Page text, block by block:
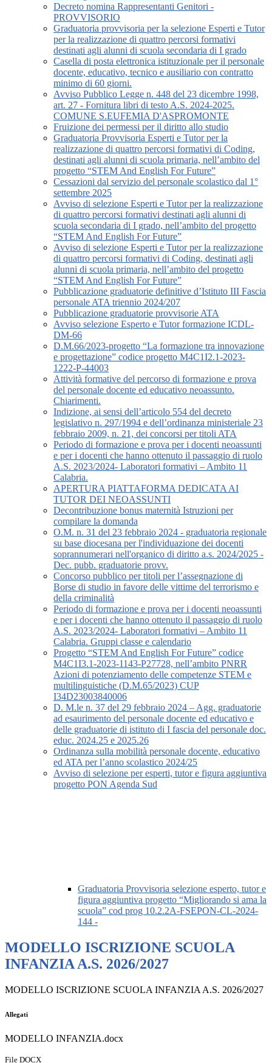
Decreto nomina Rappresentanti Genitori -
PROVVISORIO
Graduatoria provvisoria per la selezione Esperti e Tutor
per la realizzazione di quattro percorsi formativi
destinati agli alunni di scuola secondaria di I grado
Casella di posta elettronica istituzionale per il personale
docente, educativo, tecnico e ausiliario con contratto
minimo di 60 giorni.
Avviso Pubblico Legge n. 448 del 23 dicembre 1998,
art. 27 - Fornitura libri di testo A.S. 2024-2025.
COMUNE S.EUFEMIA D'ASPROMONTE
Fruizione dei permessi per il diritto allo studio
Graduatoria Provvisoria Esperti e Tutor per la
realizzazione di quattro percorsi formativi di Coding,
destinati agli alunni di scuola primaria, nell’ambito del
progetto “STEM And English For Future”
Cessazioni dal servizio del personale scolastico dal 1°
settembre 2025
Avviso di selezione Esperti e Tutor per la realizzazione
di quattro percorsi formativi destinati agli alunni di
scuola secondaria di I grado, nell’ambito del progetto
“STEM And English For Future”
Avviso di selezione Esperti e Tutor per la realizzazione
di quattro percorsi formativi di Coding, destinati agli
alunni di scuola primaria, nell’ambito del progetto
“STEM And English For Future”
Pubblicazione graduatorie definitive d’Istituto III Fascia
personale ATA triennio 2024/207
Pubblicazione graduatorie provvisorie ATA
Avviso selezione Esperto e Tutor formazione ICDL-
DM-66
D.M.66/2023-progetto “La formazione tra innovazione
e progettazione” codice progetto M4C1I2.1-2023-
1222-P-44003
Attività formative del percorso di formazione e prova
del personale docente ed educativo neoassunto.
Chiarimenti.
Indizione, ai sensi dell’articolo 554 del decreto
legislativo n. 297/1994 e dell’ordinanza ministeriale 23
febbraio 2009, n. 21, dei concorsi per titoli ATA
Periodo di formazione e prova per i docenti neoassunti
e per i docenti che hanno ottenuto il passaggio di ruolo
A.S. 2023/2024- Laboratori formativi – Ambito 11
Calabria.
APERTURA PIATTAFORMA DEDICATA AI
TUTOR DEI NEOASSUNTI
Decontribuzione bonus maternità Istruzioni per
compilare la domanda
O.M. n. 31 del 23 febbraio 2024 - graduatoria regionale
su base diocesana per l'individuazione dei docenti
soprannumerari nell'organico di diritto a.s. 2024/2025 -
Dec. pubb. graduatorie provv.
Concorso pubblico per titoli per l’assegnazione di
Borse di studio in favore delle vittime del terrorismo e
della criminalità
Periodo di formazione e prova per i docenti neoassunti
e per i docenti che hanno ottenuto il passaggio di ruolo
A.S. 2023/2024- Laboratori formativi – Ambito 11
Calabria. Gruppi classe e calendario
Progetto “STEM And English For Future” codice
M4C1I3.1-2023-1143-P27728, nell’ambito PNRR
Azioni di potenziamento delle competenze STEM e
multilinguistiche (D.M.65/2023) CUP
I34D23003840006
D. M.le n. 37 del 29 febbraio 2024 – Agg. graduatorie
ad esaurimento del personale docente ed educativo e
delle graduatorie di istituto di I fascia del personale doc.
educ. 2024.25 e 2025.26
Ordinanza sulla mobilità personale docente, educativo
ed ATA per l’anno scolastico 2024/25
Avviso di selezione per esperti, tutor e figura aggiuntiva
progetto PON Agenda Sud
Graduatoria Provvisoria selezione esperto, tutor e
figura aggiuntiva progetto “Migliorando si ama la
scuola” cod prog 10.2.2A-FSEPON-CL-2024-
144 -
MODELLO ISCRIZIONE SCUOLA
INFANZIA A.S. 2026/2027
MODELLO ISCRIZIONE SCUOLA INFANZIA A.S. 2026/2027
Allegati
MODELLO INFANZIA.docx
File DOCX